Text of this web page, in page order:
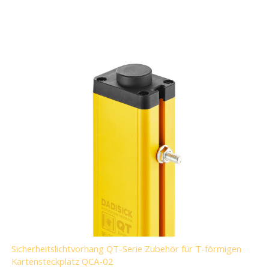
Sicherheitslichtvorhang QT-Serie Zubehör für T-förmigen
Kartensteckplatz QCA-02